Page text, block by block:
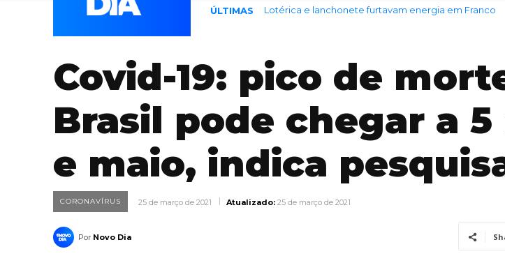
ÚLTIMAS 77% temem aumento no preço dos alimentos com
Covid-19: pico de
Brasil pode chegar a
e maio, indica
CORONAVÍRUS 25 de março de 2021 Atualizado: 25 de março de 2021
Por Novo Dia